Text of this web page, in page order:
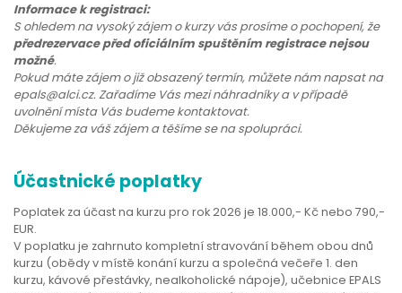
Informace k registraci:
S ohledem na vysoký zájem o kurzy vás prosíme o pochopení, že
předrezervace před oficiálním spuštěním registrace nejsou
možné.
Pokud máte zájem o již obsazený termín, můžete nám napsat na
epals@alci.cz. Zařadíme Vás mezi náhradníky a v případě
uvolnění místa Vás budeme kontaktovat.
Děkujeme za váš zájem a těšíme se na spolupráci.
Účastnické poplatky
Poplatek za účast na kurzu pro rok 2026 je 18.000,- Kč nebo 790,-
EUR.
V poplatku je zahrnuto kompletní stravování během obou dnů
kurzu (obědy v místě konání kurzu a společná večeře 1. den
kurzu, kávové přestávky, nealkoholické nápoje), učebnice EPALS